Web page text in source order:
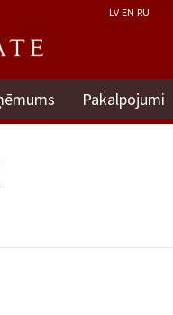
LV EN RU
Pakalpojumi